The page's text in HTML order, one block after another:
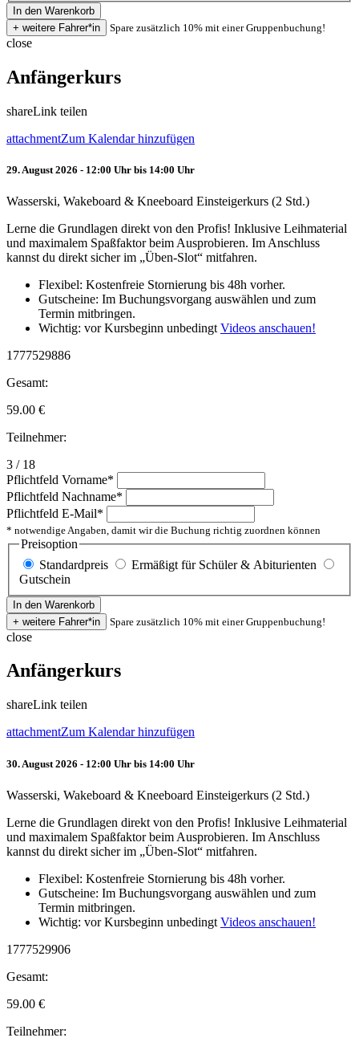
Spare zusätzlich 10% mit einer Gruppenbuchung!
close
Anfängerkurs
shareLink teilen
attachmentZum Kalendar hinzufügen
29. August 2026 - 12:00 Uhr bis 14:00 Uhr
Wasserski, Wakeboard & Kneeboard Einsteigerkurs (2 Std.)
Lerne die Grundlagen direkt von den Profis! Inklusive Leihmaterial
und maximalem Spaßfaktor beim Ausprobieren. Im Anschluss
kannst du direkt sicher im „Üben-Slot“ mitfahren.
Flexibel: Kostenfreie Stornierung bis 48h vorher.
Gutscheine: Im Buchungsvorgang auswählen und zum
Termin mitbringen.
Wichtig: vor Kursbeginn unbedingt Videos anschauen!
1777529886
Gesamt:
59.00 €
Teilnehmer:
3 / 18
Pflichtfeld Vorname*
Pflichtfeld Nachname*
Pflichtfeld E-Mail*
* notwendige Angaben, damit wir die Buchung richtig zuordnen können
Preisoption
Standardpreis
Ermäßigt für Schüler & Abiturienten
Gutschein
Spare zusätzlich 10% mit einer Gruppenbuchung!
close
Anfängerkurs
shareLink teilen
attachmentZum Kalendar hinzufügen
30. August 2026 - 12:00 Uhr bis 14:00 Uhr
Wasserski, Wakeboard & Kneeboard Einsteigerkurs (2 Std.)
Lerne die Grundlagen direkt von den Profis! Inklusive Leihmaterial
und maximalem Spaßfaktor beim Ausprobieren. Im Anschluss
kannst du direkt sicher im „Üben-Slot“ mitfahren.
Flexibel: Kostenfreie Stornierung bis 48h vorher.
Gutscheine: Im Buchungsvorgang auswählen und zum
Termin mitbringen.
Wichtig: vor Kursbeginn unbedingt Videos anschauen!
1777529906
Gesamt:
59.00 €
Teilnehmer: